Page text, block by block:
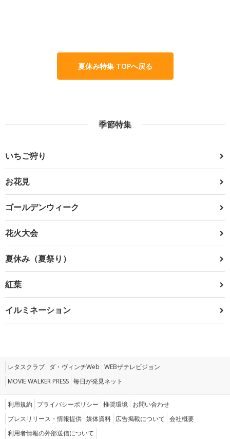
夏休み特集 TOPへ戻る
季節特集
いちご狩り
お花見
ゴールデンウィーク
花火大会
夏休み（夏祭り）
紅葉
イルミネーション
レタスクラブ ダ・ヴィンチWeb WEBザテレビジョン
MOVIE WALKER PRESS 毎日が発見ネット
利用規約 プライバシーポリシー 推奨環境 お問い合わせ
プレスリリース・情報提供 媒体資料 広告掲載について 会社概要
利用者情報の外部送信について